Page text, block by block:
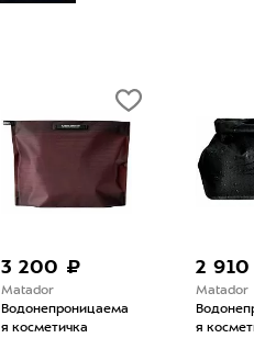
3 200 ₽
Matador
Водонепроницаема
я косметичка
2
Matador
я